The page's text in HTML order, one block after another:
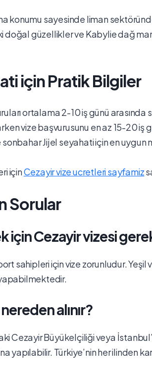
konumu sayesinde liman
doğal güzellikler ve Kabylie dağ
için Pratik Bilgiler
ortalama 2-10 iş günü arasında
vize başvurusunu en az 15-20 iş
Jijel seyahati için en uygun
içinCezayir vize ucretleri sayfamiz
Sorular
için Cezayir vizesi
sahipleri için vize zorunludur.
alınır?
Cezayir Büyükelçiliği veya
yapılabilir. Türkiye’nin her ilinden